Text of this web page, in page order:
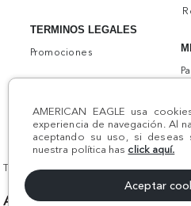
AMERICAN EAGLE usa
experiencia de navegación. Al
aceptando su uso, si deseas
nuestra política has click aquí.
Aceptar
TERMINOS LEGALES
Promociones
Todos los derechos reservados AE